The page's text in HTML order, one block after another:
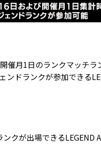
催月1日のランクマッチラ
ンドランクが参加できる
ンクが出場できるLEGEND